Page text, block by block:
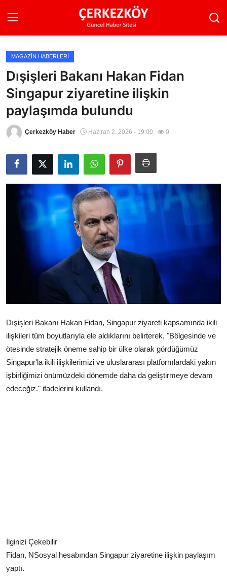
Ana Sayfa
Son Dakika
Ekonomi Haberleri
Magazin Haberleri
Spor Haberleri
Teknoloji Haberleri
Dünya Haberleri
MAGAZIN HABERLERI
Dışişleri Bakanı Hakan Fidan
Singapur ziyaretine ilişkin
paylaşımda bulundu
Çerkezköy Haber Haziran 2, 2026 - 19:00 0
Dışişleri Bakanı Hakan Fidan, Singapur ziyareti kapsamında ikili
ilişkileri tüm boyutlarıyla ele aldıklarını belirterek, "Bölgesinde ve
ötesinde stratejik öneme sahip bir ülke olarak gördüğümüz
Singapur'la ikili ilişkilerimizi ve uluslararası platformlardaki yakın
işbirliğimizi önümüzdeki dönemde daha da geliştirmeye devam
edeceğiz." ifadelerini kullandı.
İlginizi Çekebilir
Fidan, NSosyal hesabından Singapur ziyaretine ilişkin paylaşım
yaptı.